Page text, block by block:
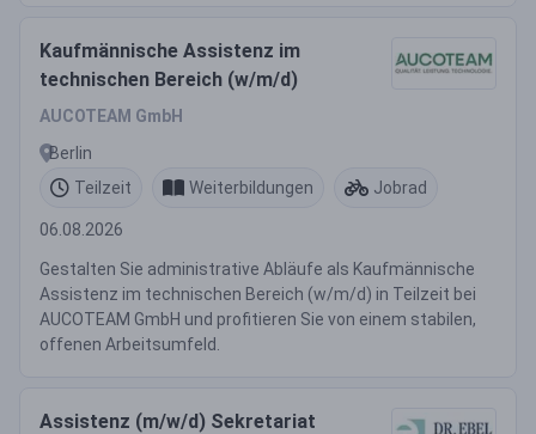
Kaufmännische Assistenz im
technischen Bereich (w/m/d)
AUCOTEAM GmbH
Berlin
Teilzeit
Weiterbildungen Jobrad
06.08.2026
Gestalten Sie administrative Abläufe als Kaufmännische
Assistenz im technischen Bereich (w/m/d) in Teilzeit bei
AUCOTEAM GmbH und profitieren Sie von einem stabilen,
offenen Arbeitsumfeld.
Assistenz (m/w/d) Sekretariat